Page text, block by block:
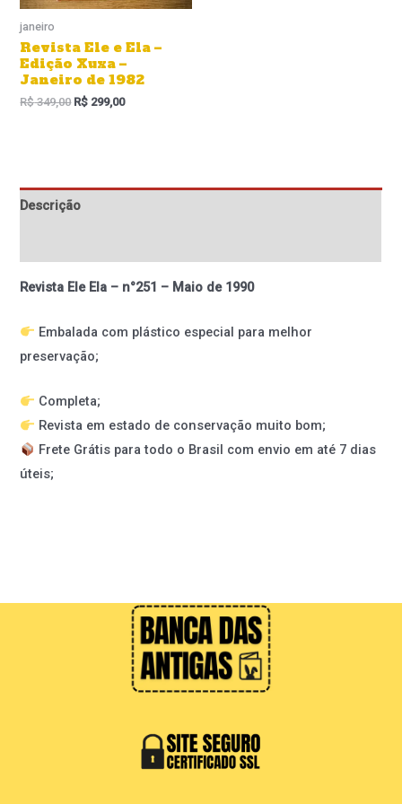
janeiro
Revista Ele e Ela –
Edição Xuxa –
Janeiro de 1982
R$349,00 R$ 299,00
Descrição
Revista Ele Ela – n°251 – Maio de 1990
Embalada com plástico especial para melhor
preservação;
Completa;
Revista em estado de conservação muito bom;
Frete Grátis para todo o Brasil com envio em até 7 dias
úteis;